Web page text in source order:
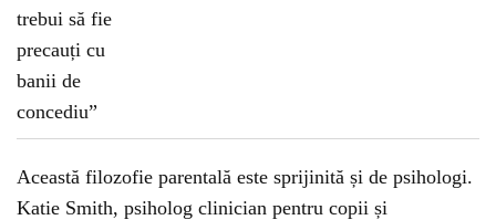
Această filozofie parentală este sprijinită și de psihologi.
Katie Smith, psiholog clinician pentru copii și